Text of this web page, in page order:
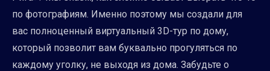
по фотографиям. Именно поэтому мы создали для
вас полноценный виртуальный 3D-тур по дому,
который позволит вам буквально прогуляться по
каждому уголку, не выходя из дома. Забудьте о